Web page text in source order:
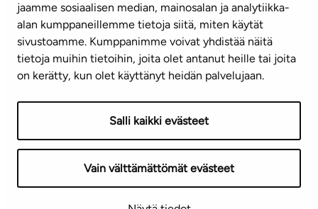
jaamme sosiaalisen median, mainosalan ja analytiikka-
alan kumppaneillemme tietoja siitä, miten käytät
sivustoamme. Kumppanimme voivat yhdistää näitä
tietoja muihin tietoihin, joita olet antanut heille tai joita
on kerätty, kun olet käyttänyt heidän palvelujaan.
Salli kaikki evästeet
Vain välttämättömät evästeet
Tilaa uutiskirje
Mediapankki
TietosuojaselosteSaavutettavuusseloste